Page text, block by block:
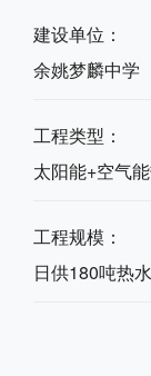
建设单位：
余姚梦麟中学
工程类型：
太阳能+空气
工程规模：
日供180吨热水